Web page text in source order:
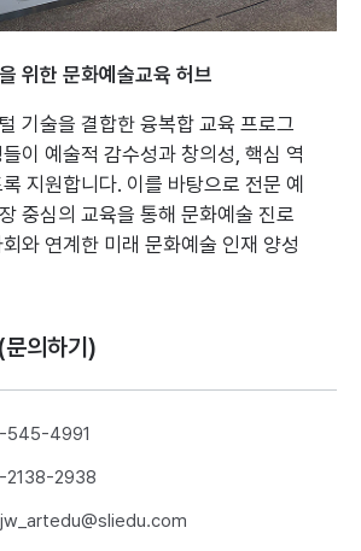
위한 문화예술교육 허브
기술을 결합한 융복합 교육 프로그
이 예술적 감수성과 창의성, 핵심 역
지원합니다. 이를 바탕으로 전문 예
중심의 교육을 통해 문화예술 진로
와 연계한 미래 문화예술 인재 양성
의하기)
545-4991
2138-2938